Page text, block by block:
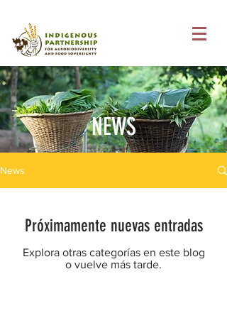
NEWS
News
Próximamente nuevas entradas
Explora otras categorías en este blog
o vuelve más tarde.